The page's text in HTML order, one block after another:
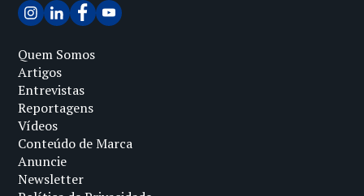
Quem Somos
Artigos
Entrevistas
Reportagens
Vídeos
Conteúdo de Marca
Anuncie
Newsletter